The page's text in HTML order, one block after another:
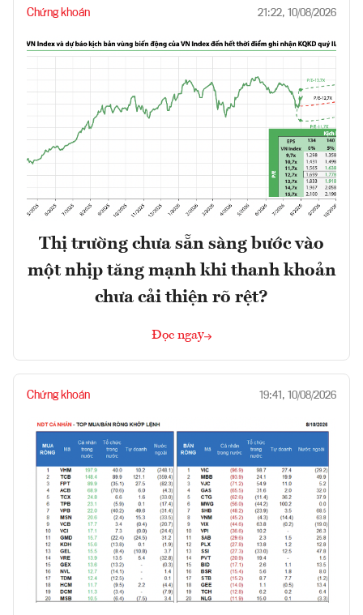
Chứng khoán 21:22, 10/08/2026
Thị trường chưa sẵn sàng bước vào
một nhịp tăng mạnh khi thanh khoản
chưa cải thiện rõ rệt?
Đọc ngay
Chứng khoán 19:41, 10/08/2026